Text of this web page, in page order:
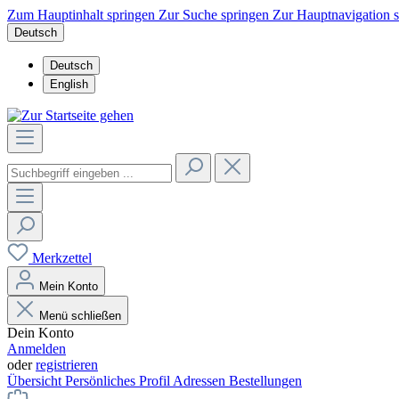
Zum Hauptinhalt springen Zur Suche springen Zur Hauptnavigation
Deutsch
Deutsch
English
Merkzettel
Mein Konto
Menü schließen
Dein Konto
Anmelden
oderregistrieren
Übersicht Persönliches Profil Adressen Bestellungen